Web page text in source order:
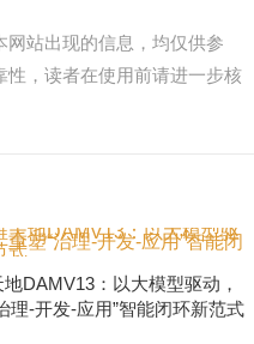
网站出现的信息，均仅供参
，读者在使用前请进一步核
地DAMV13：以大模型驱动，
理-开发-应用”智能闭环新范式